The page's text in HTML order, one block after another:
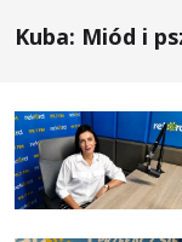
Kuba: Miód i